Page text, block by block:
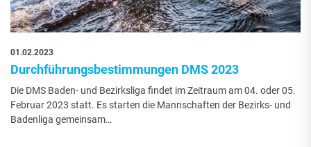
01.02.2023
Durchführungsbestimmungen DMS 2023
Die DMS Baden- und Bezirksliga findet im Zeitraum am 04. oder 05.
Februar 2023 statt. Es starten die Mannschaften der Bezirks- und
Badenliga gemeinsam…